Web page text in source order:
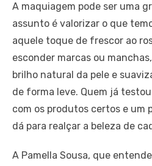
A maquiagem pode ser uma
assunto é valorizar o que
aquele toque de frescor ao
esconder marcas ou
brilho natural da pele e
de forma leve. Quem já
com os produtos certos e um
dá para realçar a beleza de
A Pamella Sousa, que